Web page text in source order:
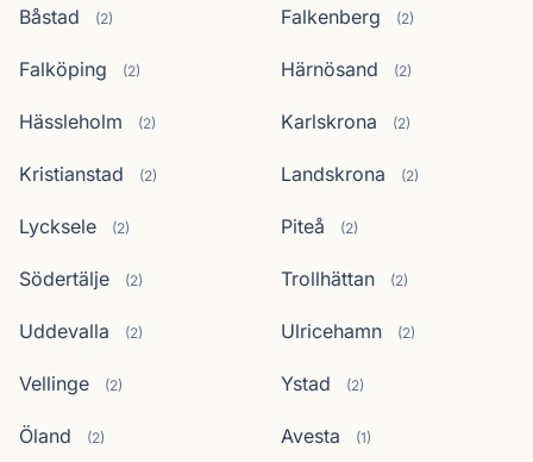
Båstad (2) Falkenberg (2)
Falköping (2) Härnösand (2)
Hässleholm (2) Karlskrona (2)
Kristianstad (2) Landskrona (2)
Lycksele (2) Piteå (2)
Södertälje (2) Trollhättan (2)
Uddevalla (2) Ulricehamn (2)
Vellinge (2) Ystad (2)
Öland (2) Avesta (1)